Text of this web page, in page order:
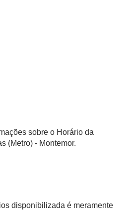
sobre o Horário da
(Metro) - Montemor.
disponibilizada é meramente